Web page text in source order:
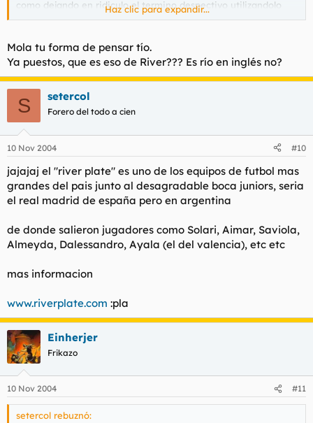
como dejando en ridiculo el termino despectivo utilizandolo
para identificarnos, sin mal rollo alguno
a mi personalmente no me molesta, hay cosas mas
importantes para molestarse que esas pequeñeces...
salu2
Haz clic para expandir...
Mola tu forma de pensar tío.
Ya puestos, que es eso de River??? Es río en inglés no?
S setercol
Forero del todo a cien
10 Nov 2004 #10
jajajaj el "river plate" es uno de los equipos de futbol mas
grandes del pais junto al desagradable boca juniors, seria
el real madrid de españa pero en argentina
de donde salieron jugadores como Solari, Aimar, Saviola,
Almeyda, Dalessandro, Ayala (el del valencia), etc etc
mas informacion
www.riverplate.com :pla
Einherjer
Frikazo
10 Nov 2004 #11
setercol rebuznó: